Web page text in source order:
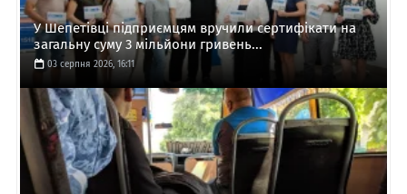
У Шепетівці підприємцям вручили сертифікати на
загальну суму 3 мільйони гривень...
03 серпня 2026, 16:11